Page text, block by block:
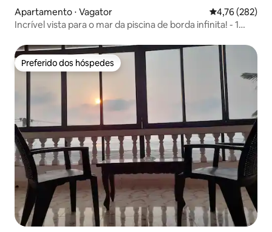
Apartamento ⋅ Vagator 4,76 de uma
4,76 (282)
Incrível vista para o mar da piscina de borda infinita! - 1
Preferido dos hóspedes
Preferido dos hóspedes